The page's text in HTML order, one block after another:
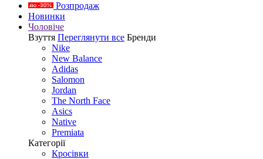
Розпродаж
Новинки
Чоловіче
Взуття Переглянути все Бренди
Nike
New Balance
Adidas
Salomon
Jordan
The North Face
Asics
Native
Premiata
Категорії
Кросівки